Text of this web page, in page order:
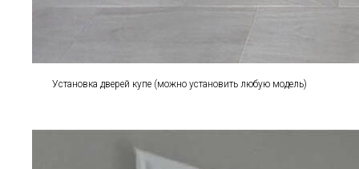
Установка дверей купе (можно установить любую модель)